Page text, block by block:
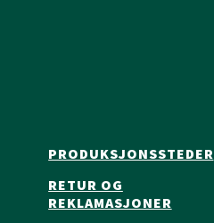
PRODUKSJONSSTEDER
RETUR OG
REKLAMASJONER